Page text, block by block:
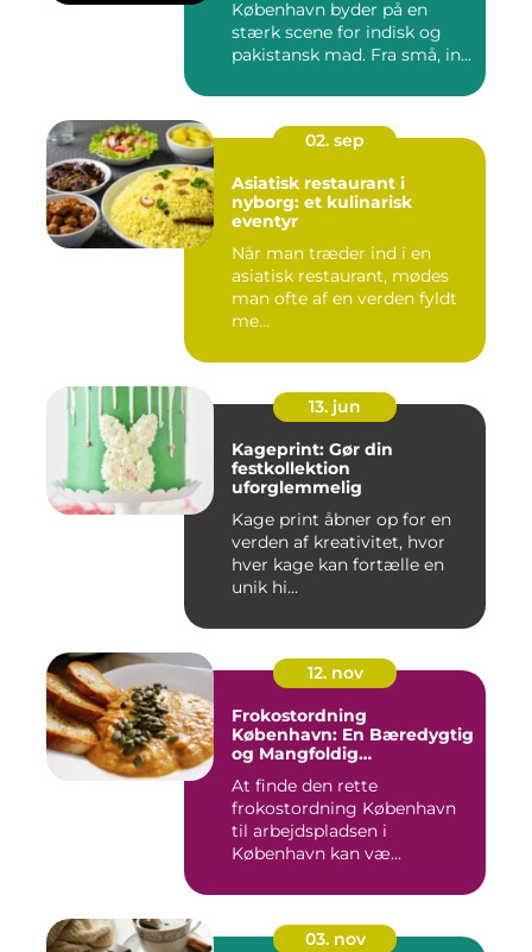
København byder på en
stærk scene for indisk og
pakistansk mad. Fra små, in...
02. sep
Asiatisk restaurant i
nyborg: et kulinarisk
eventyr
Når man træder ind i en
asiatisk restaurant, mødes
man ofte af en verden fyldt
me...
13. jun
Kageprint: Gør din
festkollektion
uforglemmelig
Kage print åbner op for en
verden af kreativitet, hvor
hver kage kan fortælle en
unik hi...
12. nov
Frokostordning
København: En Bæredygtig
og Mangfoldig
At finde den rette
frokostordning København
til arbejdspladsen i
København kan væ...
03. nov